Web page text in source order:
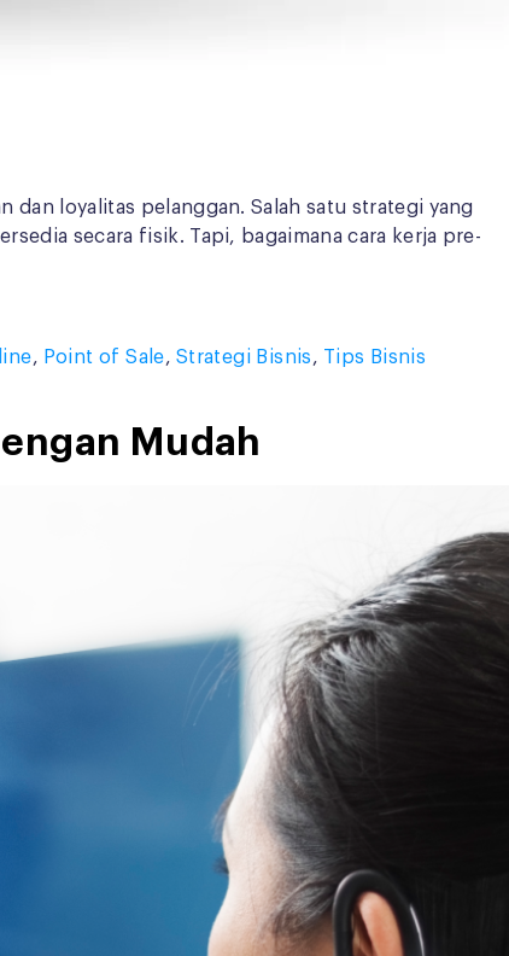
loyalitas pelanggan. Salah satu strategi yang
secara fisik. Tapi, bagaimana cara kerja pre-
, Point of Sale, Strategi Bisnis, Tips Bisnis
Mudah